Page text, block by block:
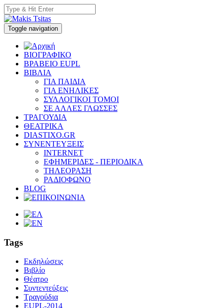
Toggle navigation
ΒΙΟΓΡΑΦΙΚΟ
ΒΡΑΒΕΙΟ EUPL
ΒΙΒΛΙΑ
ΓΙΑ ΠΑΙΔΙΑ
ΓΙΑ ΕΝΗΛΙΚΕΣ
ΣΥΛΛΟΓΙΚΟΙ ΤΟΜΟΙ
ΣΕ ΑΛΛΕΣ ΓΛΩΣΣΕΣ
ΤΡΑΓΟΥΔΙΑ
ΘΕΑΤΡΙΚΑ
DIASTIXO.GR
ΣΥΝΕΝΤΕΥΞΕΙΣ
INTERNET
ΕΦΗΜΕΡΙΔΕΣ - ΠΕΡΙΟΔΙΚΑ
ΤΗΛΕΟΡΑΣΗ
ΡΑΔΙΟΦΩΝΟ
BLOG
Tags
Εκδηλώσεις
Βιβλίο
Θέατρο
Συντεντεύξεις
Τραγούδια
EUPL-2014